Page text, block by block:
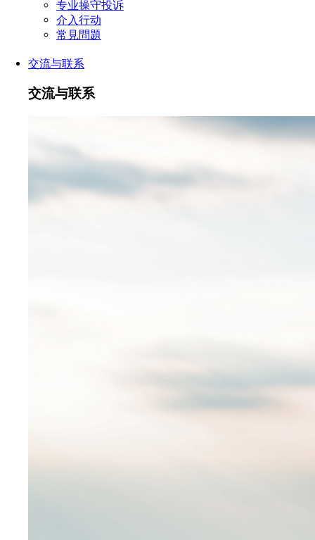
专业操守投诉
介入行动
常見問題
交流与联系
交流与联系